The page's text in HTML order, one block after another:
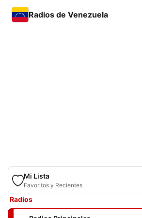
Radios de Venezuela
Mi Lista
Favoritos y Recientes
Radios